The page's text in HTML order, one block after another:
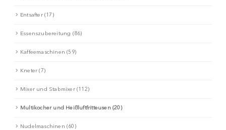
Entsafter (17)
Essenszubereitung (86)
Kaffeemaschinen (59)
Kneter (7)
Mixer und Stabmixer (112)
Multikocher und Heißluftfritteusen (20)
Nudelmaschinen (60)